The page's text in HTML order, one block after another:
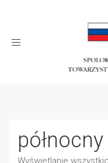
Toggle
Wyświetlanie